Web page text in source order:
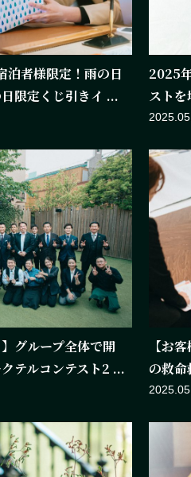
泊者様限定！雨の日
限定くじ引きイ ...
2025
スト
グループ全体で開
テルコンテスト2 ...
【お
の救